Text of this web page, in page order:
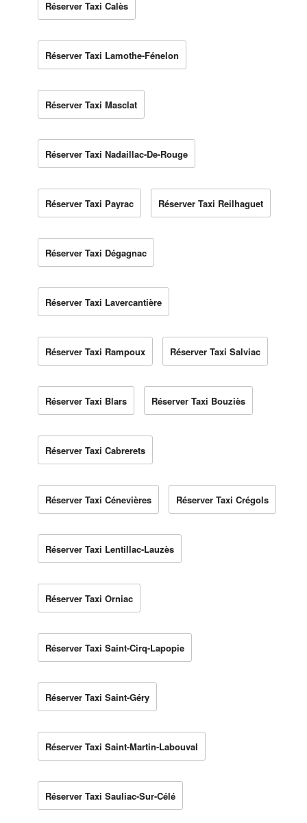
Réserver Taxi Calès
Réserver Taxi Lamothe-Fénelon
Réserver Taxi Masclat
Réserver Taxi Nadaillac-De-Rouge
Réserver Taxi Payrac Réserver Taxi Reilhaguet
Réserver Taxi Dégagnac
Réserver Taxi Lavercantière
Réserver Taxi Rampoux Réserver Taxi Salviac
Réserver Taxi Blars Réserver Taxi Bouziès
Réserver Taxi Cabrerets
Réserver Taxi Cénevières Réserver Taxi Crégols
Réserver Taxi Lentillac-Lauzès
Réserver Taxi Orniac
Réserver Taxi Saint-Cirq-Lapopie
Réserver Taxi Saint-Géry
Réserver Taxi Saint-Martin-Labouval
Réserver Taxi Sauliac-Sur-Célé